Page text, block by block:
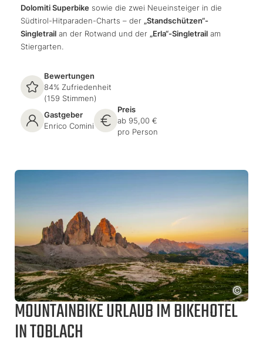
Dolomiti Superbike sowie die zwei Neueinsteiger in die
Südtirol-Hitparaden-Charts – der „Standschützen“-
Singletrail an der Rotwand und der „Erla“-Singletrail am
Stiergarten.
Bewertungen
84% Zufriedenheit
(159 Stimmen)
Gastgeber
Enrico Comini
Preis
ab 95,00 €
pro Person
MOUNTAINBIKE URLAUB IM BIKEHOTEL
IN TOBLACH